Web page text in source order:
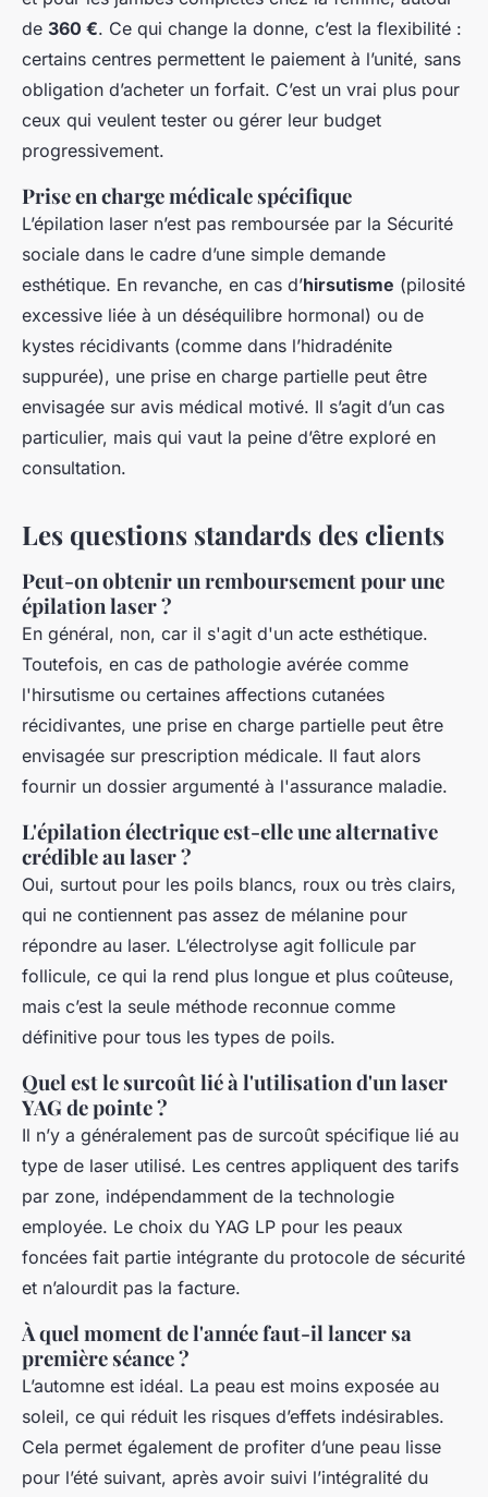
de 360 €. Ce qui change la donne, c’est la flexibilité :
certains centres permettent le paiement à l’unité, sans
obligation d’acheter un forfait. C’est un vrai plus pour
ceux qui veulent tester ou gérer leur budget
progressivement.
Prise en charge médicale spécifique
L’épilation laser n’est pas remboursée par la Sécurité
sociale dans le cadre d’une simple demande
esthétique. En revanche, en cas d’hirsutisme (pilosité
excessive liée à un déséquilibre hormonal) ou de
kystes récidivants (comme dans l’hidradénite
suppurée), une prise en charge partielle peut être
envisagée sur avis médical motivé. Il s’agit d’un cas
particulier, mais qui vaut la peine d’être exploré en
consultation.
Les questions standards des clients
Peut-on obtenir un remboursement pour une
épilation laser ?
En général, non, car il s'agit d'un acte esthétique.
Toutefois, en cas de pathologie avérée comme
l'hirsutisme ou certaines affections cutanées
récidivantes, une prise en charge partielle peut être
envisagée sur prescription médicale. Il faut alors
fournir un dossier argumenté à l'assurance maladie.
L'épilation électrique est-elle une alternative
crédible au laser ?
Oui, surtout pour les poils blancs, roux ou très clairs,
qui ne contiennent pas assez de mélanine pour
répondre au laser. L’électrolyse agit follicule par
follicule, ce qui la rend plus longue et plus coûteuse,
mais c’est la seule méthode reconnue comme
définitive pour tous les types de poils.
Quel est le surcoût lié à l'utilisation d'un laser
YAG de pointe ?
Il n’y a généralement pas de surcoût spécifique lié au
type de laser utilisé. Les centres appliquent des tarifs
par zone, indépendamment de la technologie
employée. Le choix du YAG LP pour les peaux
foncées fait partie intégrante du protocole de sécurité
et n’alourdit pas la facture.
À quel moment de l'année faut-il lancer sa
première séance ?
L’automne est idéal. La peau est moins exposée au
soleil, ce qui réduit les risques d’effets indésirables.
Cela permet également de profiter d’une peau lisse
pour l’été suivant, après avoir suivi l’intégralité du